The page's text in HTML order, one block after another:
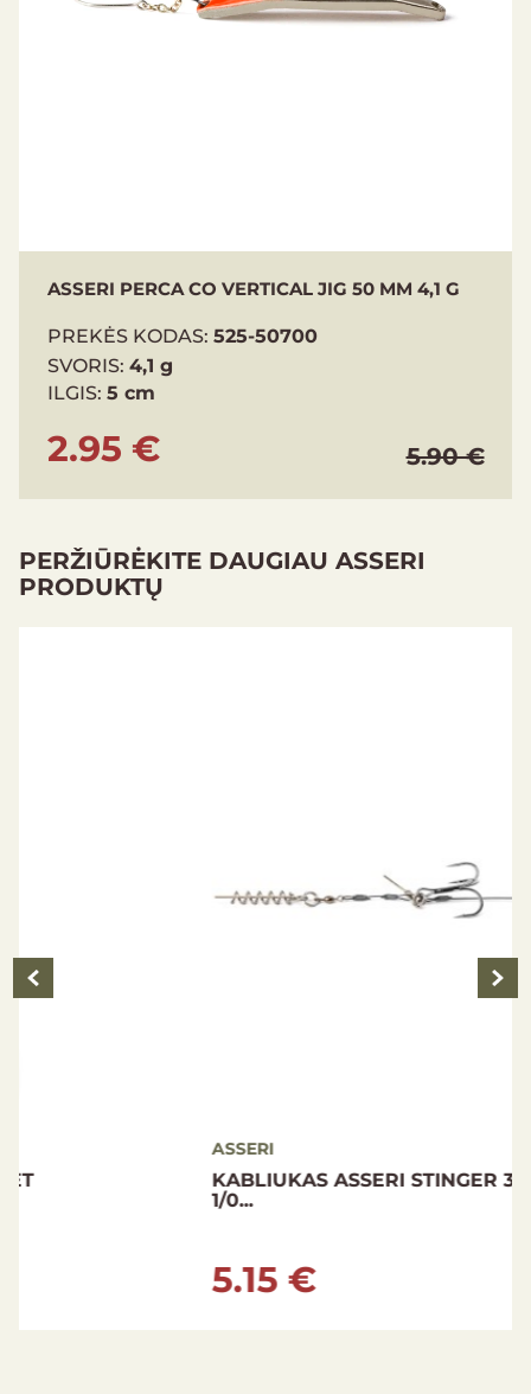
ASSERI PERCA CO VERTICAL JIG 50 MM 4,1 G
PREKĖS KODAS: 525-50700
SVORIS: 4,1 g
ILGIS: 5 cm
2.95 € 5.90 €
PERŽIŪRĖKITE DAUGIAU ASSERI
PRODUKTŲ
KABLIUKAS ASSERI STINGER 3,5+7,5 CM